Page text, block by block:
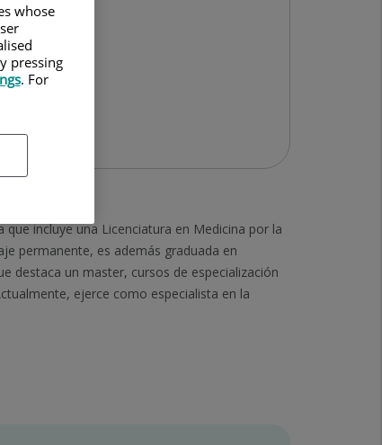
incluye una Licenciatura en Medicina por la
permanente, es además graduada en
destaca un master, cursos de especialización
ejerce como especialista en la
whose
pressing
. For